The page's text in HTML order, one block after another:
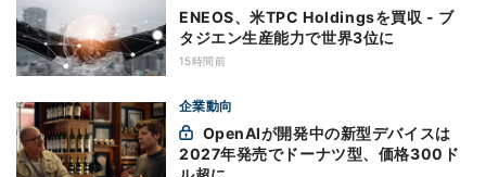
ENEOS、米TPC Holdingsを買収 - ブ
タジエン生産能力で世界3位に
15時間前
企業動向
2027年発売でドーナツ型、価格300ド